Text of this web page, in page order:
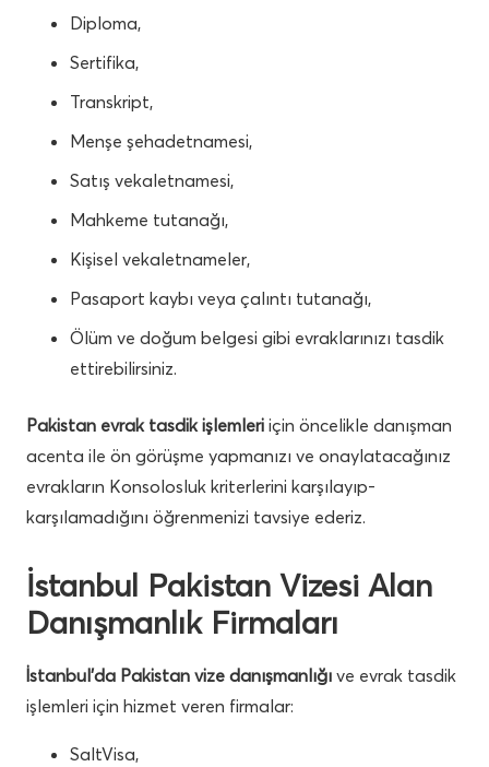
Diploma,
Sertifika,
Transkript,
Menşe şehadetnamesi,
Satış vekaletnamesi,
Mahkeme tutanağı,
Kişisel vekaletnameler,
Pasaport kaybı veya çalıntı tutanağı,
Ölüm ve doğum belgesi gibi evraklarınızı tasdik
ettirebilirsiniz.
Pakistan evrak tasdik işlemleri için öncelikle danışman
acenta ile ön görüşme yapmanızı ve onaylatacağınız
evrakların Konsolosluk kriterlerini karşılayıp-
karşılamadığını öğrenmenizi tavsiye ederiz.
İstanbul Pakistan Vizesi Alan
Danışmanlık Firmaları
İstanbul’da Pakistan vize danışmanlığı ve evrak tasdik
işlemleri için hizmet veren firmalar:
SaltVisa,